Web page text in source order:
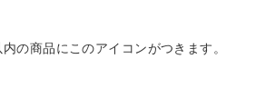
の商品にこのアイコンがつきます。